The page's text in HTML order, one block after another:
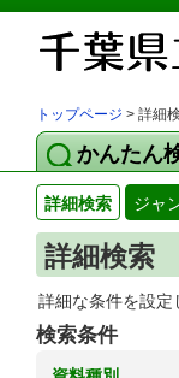
トップページ > 詳細
かんたん
詳細検索 ジャ
詳細検索
詳細な条件を設定
検索条件